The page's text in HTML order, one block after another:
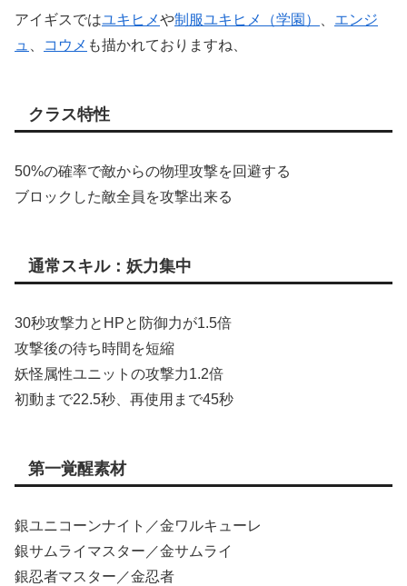
アイギスではユキヒメや制服ユキヒメ（学園）
エンジ
ュ
コウメ も描かれておりますね、
クラス特性
50%の確率で敵からの物理攻撃を回避する
ブロックした敵全員を攻撃出来る
通常スキル：妖力集中
30秒攻撃力とHPと防御力が1.5倍
攻撃後の待ち時間を短縮
妖怪属性ユニットの攻撃力1.2倍
初動まで22.5秒、再使用まで45秒
第一覚醒素材
銀ユニコーンナイト／金ワルキューレ
銀サムライマスター／金サムライ
銀忍者マスター／金忍者